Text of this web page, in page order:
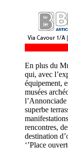
En plus du
qui, avec
équipement,
musées
l’Annonciade
superbe
rencontres,
destination
‘’Place